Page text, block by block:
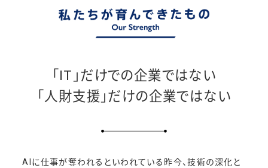
「IT」だけでの企業ではない
「人財支援」だけの企業ではない
AIに仕事が奪われるといわれている昨今、技術の深化と